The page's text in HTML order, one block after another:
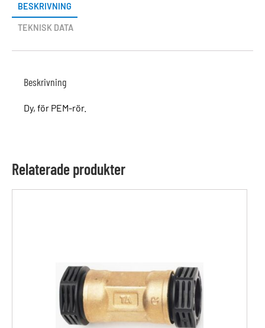
BESKRIVNING
TEKNISK DATA
Beskrivning
Dy, för PEM-rör.
Relaterade produkter